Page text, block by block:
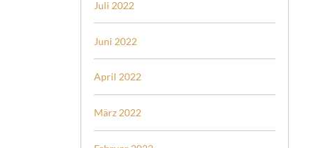
Juli 2022
Juni 2022
April 2022
März 2022